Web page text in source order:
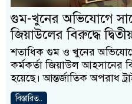
গুম-খুনের অভিযোগে
জিয়াউলের বিরুদ্ধে
শতাধিক গুম ও খুনের
কর্মকর্তা জিয়াউল আহসানের
হয়েছে। আন্তর্জাতিক অপরাধ
বিস্তারিত..